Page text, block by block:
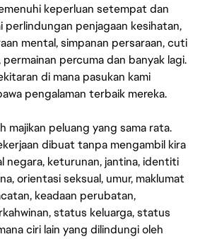
keperluan setempat dan
perlindungan penjagaan kesihatan,
mental, simpanan persaraan, cuti
percuma dan banyak lagi.
di mana pasukan kami
pengalaman terbaik mereka.
majikan peluang yang sama rata.
dibuat tanpa mengambil kira
negara, keturunan, jantina, identiti
orientasi seksual, umur, maklumat
keadaan perubatan,
status keluarga, status
ciri lain yang dilindungi oleh